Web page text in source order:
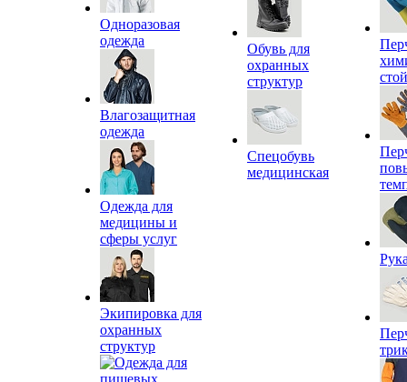
Одноразовая
одежда
Влагозащитная
одежда
Одежда для
медицины и
сферы услуг
Экипировка для
охранных
структур
Обувь для
охранных
структур
Спецобувь
медицинская